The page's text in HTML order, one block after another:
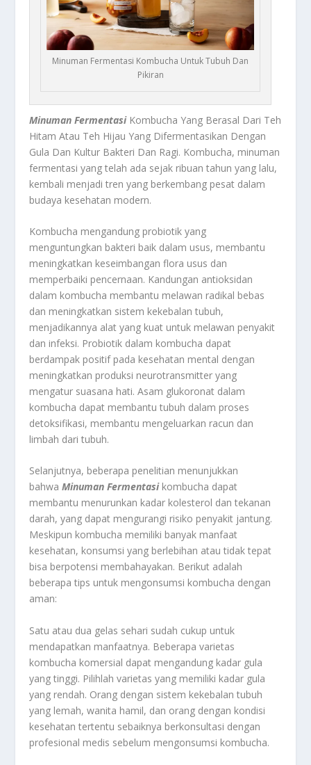
Minuman Fermentasi Kombucha Untuk Tubuh Dan
Pikiran
Minuman FermentasiKombucha Yang Berasal Dari Teh
Hitam Atau Teh Hijau Yang Difermentasikan Dengan
Gula Dan Kultur Bakteri Dan Ragi. Kombucha, minuman
fermentasi yang telah ada sejak ribuan tahun yang lalu,
kembali menjadi tren yang berkembang pesat dalam
budaya kesehatan modern.
Kombucha mengandung probiotik yang
menguntungkan bakteri baik dalam usus, membantu
meningkatkan keseimbangan flora usus dan
memperbaiki pencernaan. Kandungan antioksidan
dalam kombucha membantu melawan radikal bebas
dan meningkatkan sistem kekebalan tubuh,
menjadikannya alat yang kuat untuk melawan penyakit
dan infeksi. Probiotik dalam kombucha dapat
berdampak positif pada kesehatan mental dengan
meningkatkan produksi neurotransmitter yang
mengatur suasana hati. Asam glukoronat dalam
kombucha dapat membantu tubuh dalam proses
detoksifikasi, membantu mengeluarkan racun dan
limbah dari tubuh.
Selanjutnya, beberapa penelitian menunjukkan
bahwaMinuman Fermentasikombucha dapat
membantu menurunkan kadar kolesterol dan tekanan
darah, yang dapat mengurangi risiko penyakit jantung.
Meskipun kombucha memiliki banyak manfaat
kesehatan, konsumsi yang berlebihan atau tidak tepat
bisa berpotensi membahayakan. Berikut adalah
beberapa tips untuk mengonsumsi kombucha dengan
aman:
Satu atau dua gelas sehari sudah cukup untuk
mendapatkan manfaatnya. Beberapa varietas
kombucha komersial dapat mengandung kadar gula
yang tinggi. Pilihlah varietas yang memiliki kadar gula
yang rendah. Orang dengan sistem kekebalan tubuh
yang lemah, wanita hamil, dan orang dengan kondisi
kesehatan tertentu sebaiknya berkonsultasi dengan
profesional medis sebelum mengonsumsi kombucha.